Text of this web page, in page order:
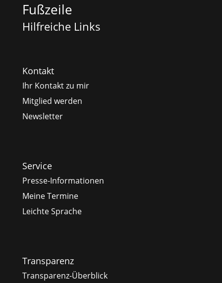
Fußzeile
Hilfreiche Links
Kontakt
Ihr Kontakt zu mir
Mitglied werden
Newsletter
Service
Presse-Informationen
Meine Termine
Leichte Sprache
Transparenz
Transparenz-Überblick